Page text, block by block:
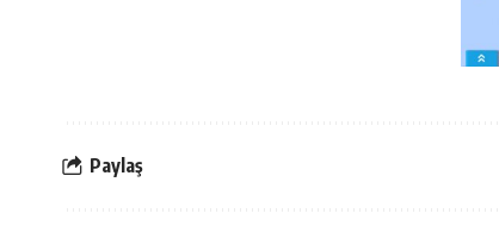
Paylaş